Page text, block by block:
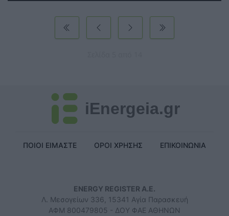
iEnergeia.gr
ΠΟΙΟΙ ΕΙΜΑΣΤΕ ΟΡΟΙ ΧΡΗΣΗΣ ΕΠΙΚΟΙΝΩΝΙΑ
ENERGY REGISTER Α.Ε.
Λ. Μεσογείων 336, 15341 Αγία Παρασκευή
ΑΦΜ 800479805 - ΔΟΥ ΦΑΕ ΑΘΗΝΩΝ